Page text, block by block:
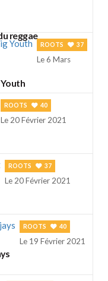
reggae
ROOTS 37
Le 6 Mars
ROOTS 40
Le 20 Février 2021
ROOTS 37
Le 20 Février 2021
ROOTS 40
Le 19 Février 2021